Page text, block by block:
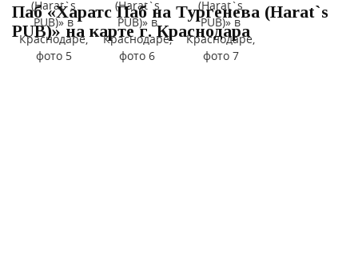
Паб «Харатс Паб на Тургенева (Harat`s
PUB)» на карте г. Краснодара